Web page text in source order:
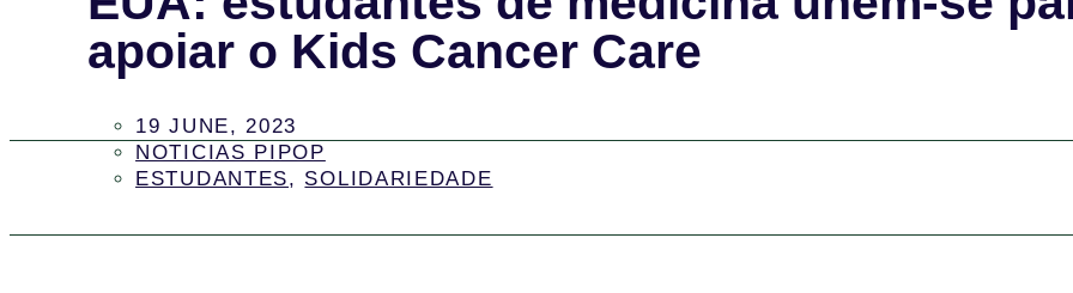
apoiar o Kids Cancer Care
19 JUNE, 2023
NOTICIAS PIPOP
ESTUDANTES, SOLIDARIEDADE